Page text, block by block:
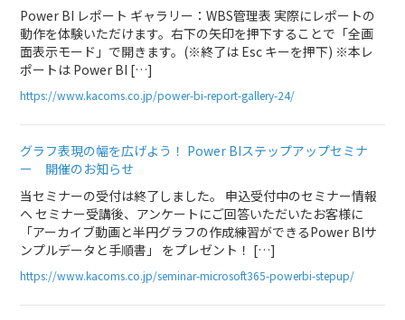
Power BI レポート ギャラリー：WBS管理表 実際にレポートの
動作を体験いただけます。右下の矢印を押下することで「全画
面表示モード」で開きます。(※終了は Esc キーを押下) ※本レ
ポートは Power BI […]
https://www.kacoms.co.jp/power-bi-report-gallery-24/
グラフ表現の幅を広げよう！ Power BIステップアップセミナ
ー 開催のお知らせ
当セミナーの受付は終了しました。 申込受付中のセミナー情報
へ セミナー受講後、アンケートにご回答いただいたお客様に
「アーカイブ動画と半円グラフの作成練習ができるPower BIサ
ンプルデータと手順書」 をプレゼント！ […]
https://www.kacoms.co.jp/seminar-microsoft365-powerbi-stepup/